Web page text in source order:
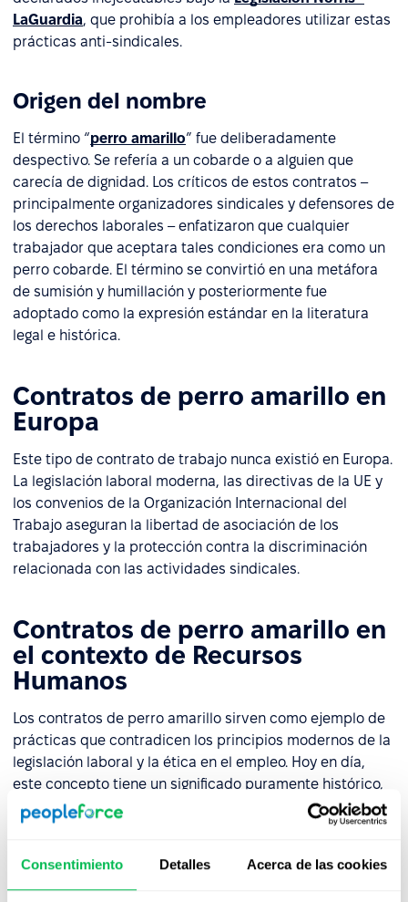
Consentimiento Detalles Acerca de las cookies
LaGuardia, que prohibía a los empleadores utilizar estas
prácticas anti-sindicales.
Origen del nombre
El término “perro amarillo” fue deliberadamente
despectivo. Se refería a un cobarde o a alguien que
carecía de dignidad. Los críticos de estos contratos –
principalmente organizadores sindicales y defensores de
los derechos laborales – enfatizaron que cualquier
trabajador que aceptara tales condiciones era como un
perro cobarde. El término se convirtió en una metáfora
de sumisión y humillación y posteriormente fue
adoptado como la expresión estándar en la literatura
legal e histórica.
Contratos de perro amarillo en
Europa
Este tipo de contrato de trabajo nunca existió en Europa.
La legislación laboral moderna, las directivas de la UE y
los convenios de la Organización Internacional del
Trabajo aseguran la libertad de asociación de los
trabajadores y la protección contra la discriminación
relacionada con las actividades sindicales.
Contratos de perro amarillo en
el contexto de Recursos
Humanos
Los contratos de perro amarillo sirven como ejemplo de
prácticas que contradicen los principios modernos de la
legislación laboral y la ética en el empleo. Hoy en día,
este concepto tiene un significado puramente histórico,
ilustrando la evolución de las regulaciones que protegen
los derechos de los trabajadores. También sirve como un
y saludables requieren transparencia, respeto por los
derechos y diálogo abierto, no restricciones unilaterales.